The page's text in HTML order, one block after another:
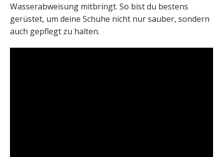
Wasserabweisung mitbringt. So bist du bestens
gerüstet, um deine Schuhe nicht nur sauber, sondern
auch gepflegt zu halten.